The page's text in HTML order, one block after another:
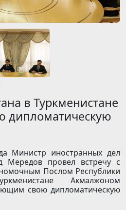
в Туркменистане
дипломатическую
Министр иностранных дел
Мередов провел встречу с
Послом Республики
Акмалжоном
свою дипломатическую